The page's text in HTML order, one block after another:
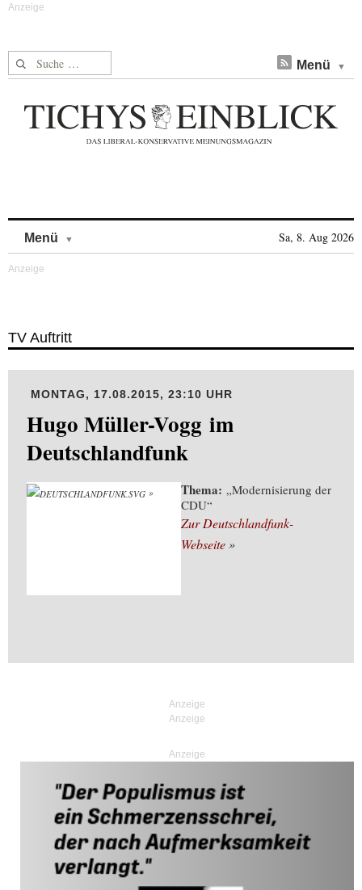
Suche nach: Menü
Menü Sa, 8. Aug 2026
TV Auftritt
MONTAG, 17.08.2015, 23:10 UHR
Hugo Müller-Vogg im
Deutschlandfunk
Thema: „Modernisierung der
CDU“
Zur Deutschlandfunk-
Webseite
Anzeige